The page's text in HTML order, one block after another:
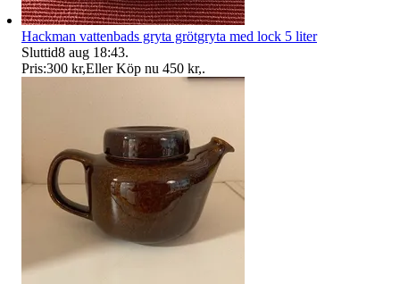
Hackman vattenbads gryta grötgryta med lock 5 liter
Sluttid8 aug 18:43.
Pris:300 kr,Eller Köp nu 450 kr,.